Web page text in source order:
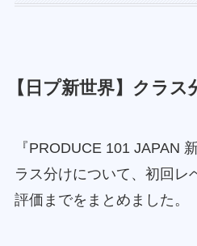
【日プ新世界】クラ
『PRODUCE 101 JAPAN
ラス分けについて、初回レ
評価までをまとめました。